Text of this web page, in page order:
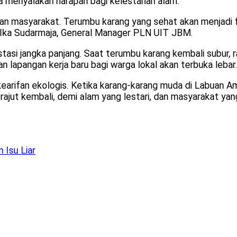
masyarakat. Terumbu karang yang sehat akan
Sudarmaja, General Manager PLN UIT JBM.
jangka panjang. Saat terumbu karang kembali subur,
lapangan kerja baru bagi warga lokal akan terbuka lebar.
ekologis. Ketika karang-karang muda di Labuan
kembali, demi alam yang lestari, dan masyarakat
Isu Liar